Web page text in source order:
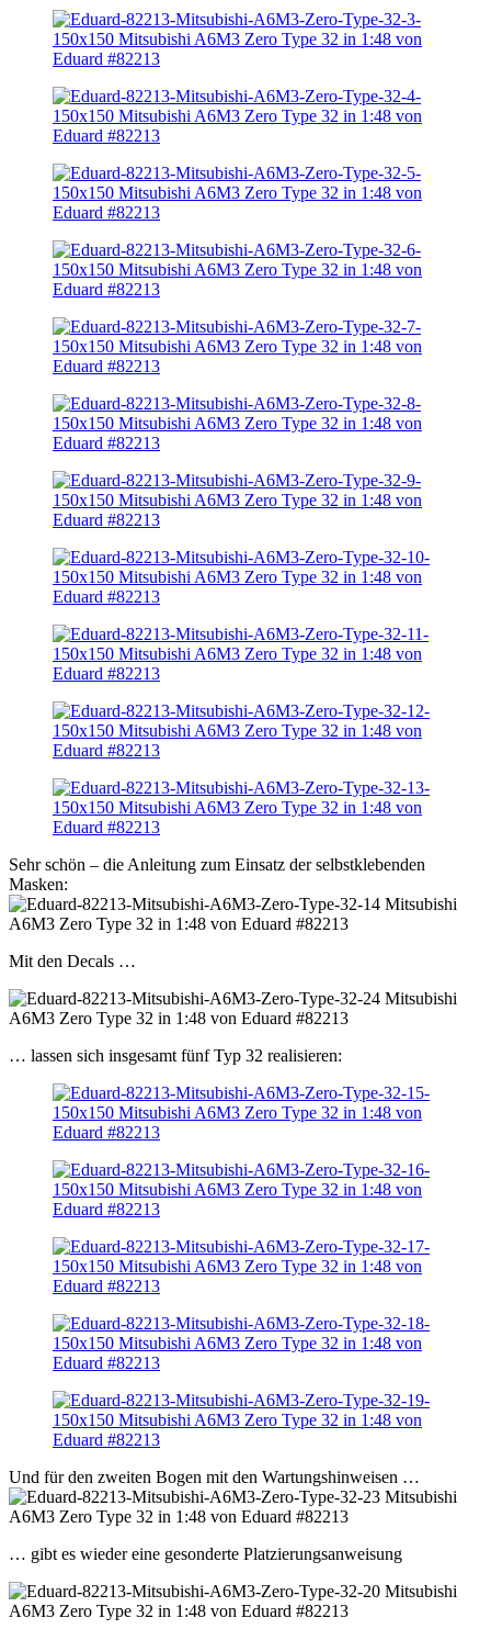
Sehr schön – die Anleitung zum Einsatz der selbstklebenden
Masken:
Mit den Decals …
… lassen sich insgesamt fünf Typ 32 realisieren:
Und für den zweiten Bogen mit den Wartungshinweisen …
… gibt es wieder eine gesonderte Platzierungsanweisung